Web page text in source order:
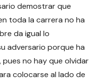
demostrar que
toda la carrera no ha
da igual lo
adversario porque ha
no hay que olvidar
colocarse al lado de